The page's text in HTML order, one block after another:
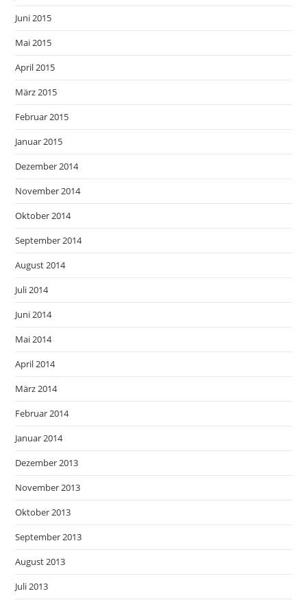
Juni 2015
Mai 2015
April 2015
März 2015
Februar 2015
Januar 2015
Dezember 2014
November 2014
Oktober 2014
September 2014
August 2014
Juli 2014
Juni 2014
Mai 2014
April 2014
März 2014
Februar 2014
Januar 2014
Dezember 2013
November 2013
Oktober 2013
September 2013
August 2013
Juli 2013